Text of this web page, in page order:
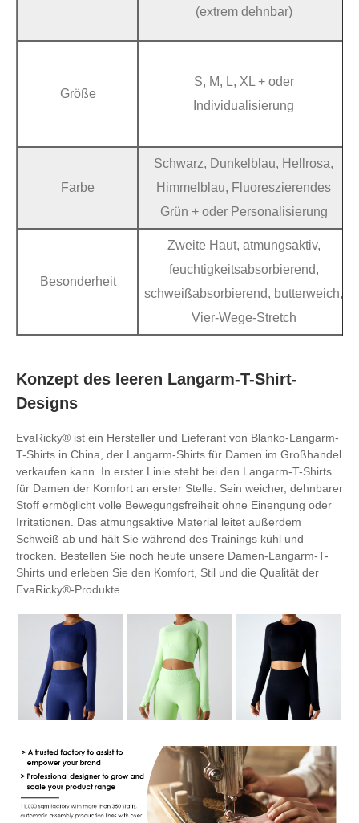
(extrem dehnbar)
Größe
S, M, L, XL + oder
Individualisierung
Farbe
Schwarz, Dunkelblau, Hellrosa,
Himmelblau, Fluoreszierendes
Grün + oder Personalisierung
Besonderheit
Zweite Haut, atmungsaktiv,
feuchtigkeitsabsorbierend,
schweißabsorbierend, butterweich,
Vier-Wege-Stretch
Konzept des leeren Langarm-T-Shirt-
Designs
EvaRicky® ist ein Hersteller und Lieferant von Blanko-Langarm-
T-Shirts in China, der Langarm-Shirts für Damen im Großhandel
verkaufen kann. In erster Linie steht bei den Langarm-T-Shirts
für Damen der Komfort an erster Stelle. Sein weicher, dehnbarer
Stoff ermöglicht volle Bewegungsfreiheit ohne Einengung oder
Irritationen. Das atmungsaktive Material leitet außerdem
Schweiß ab und hält Sie während des Trainings kühl und
trocken. Bestellen Sie noch heute unsere Damen-Langarm-T-
Shirts und erleben Sie den Komfort, Stil und die Qualität der
EvaRicky®-Produkte.